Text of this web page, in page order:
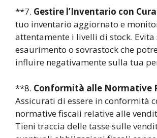
**7. Gestire l’Inventario con
tuo inventario aggiornato e
attentamente i livelli di stock.
esaurimento o sovrastock che
influire negativamente sulla tua
**8. Conformità alle Normative
Assicurati di essere in conformità
normative fiscali relative alle
Tieni traccia delle tasse sulle